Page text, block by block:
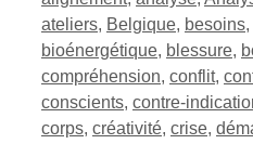
ateliers, Belgique, besoins,
bioénergétique, blessure,
compréhension, conflit,
conscients, contre-
corps, créativité, crise,